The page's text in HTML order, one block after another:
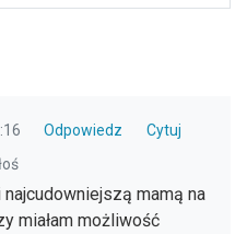
Odpowiedz
Cytuj
mamą na
miałam możliwość